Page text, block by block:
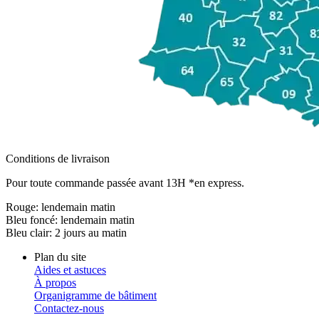
Conditions de livraison
Pour toute commande passée avant 13H *en express.
Rouge: lendemain matin
Bleu foncé: lendemain matin
Bleu clair: 2 jours au matin
Plan du site
Aides et astuces
À propos
Organigramme de bâtiment
Contactez-nous